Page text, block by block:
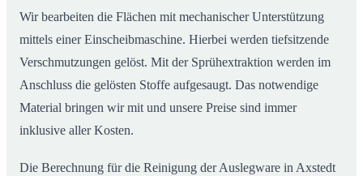
Wir bearbeiten die Flächen mit mechanischer Unterstützung
mittels einer Einscheibmaschine. Hierbei werden tiefsitzende
Verschmutzungen gelöst. Mit der Sprühextraktion werden im
Anschluss die gelösten Stoffe aufgesaugt. Das notwendige
Material bringen wir mit und unsere Preise sind immer
inklusive aller Kosten.
Die Berechnung für die Reinigung der Auslegware in Axstedt